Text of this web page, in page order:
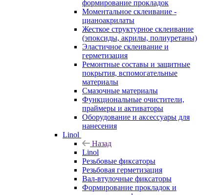
формирование прокладок
Моментальное склеивание -
цианоакрилаты
Жесткое структурное склеивание
(эпоксиды, акрилы, полиуретаны)
Эластичное склеивание и
герметизация
Ремонтные составы и защитные
покрытия, вспомогательные
материалы
Смазочные материалы
Функциональные очистители,
праймеры и активаторы
Оборудование и аксессуары для
нанесения
Linol
Назад
Linol
Резьбовые фиксаторы
Резьбовая герметизация
Вал-втулочные фиксаторы
Формирование прокладок и